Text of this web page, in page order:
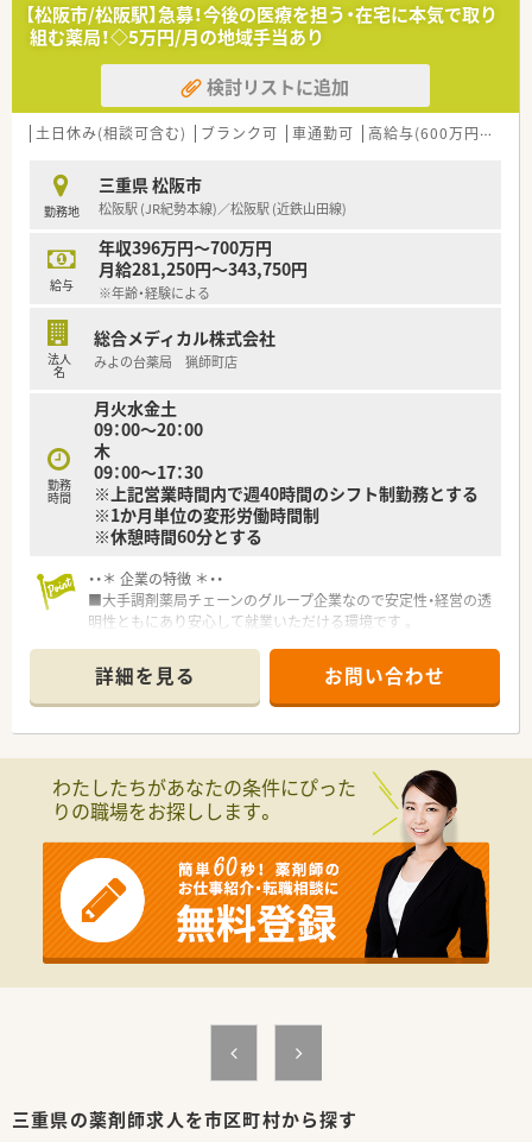
【松阪市/松阪駅】急募！今後の医療を担う・在宅に本気で取り
組む薬局！◇5万円/月の地域手当あり
検討リストに追加
土日休み(相談可含む) ブランク可 車通勤可 高給与(600万円以上)
勤務地
三重県 松阪市
松阪駅 (JR紀勢本線)／松阪駅 (近鉄山田線)
給与
年収396万円～700万円
月給281,250円～343,750円
※年齢・経験による
法人
名
総合メディカル株式会社
みよの台薬局 猟師町店
勤務
時間
月火水金土
09：00～20：00
木
09：00～17：30
※上記営業時間内で週40時間のシフト制勤務とする
※1か月単位の変形労働時間制
※休憩時間60分とする
・・＊ 企業の特徴 ＊・・
■大手調剤薬局チェーンのグループ企業なので安定性・経営の透
明性ともにあり安心して就業いただける環境です 。
入社向けの研修もございます。
■遠隔地にて勤務する場合は、借上社宅制度があります。
■産休・育休の取得実績があり、女性の方が長く活躍できる環境
を整えています。復職率も100％！
■「かかりつけ薬局」として気軽に相談できるあたたかい雰囲気
の店舗です。
詳細を見る お問い合わせ
わたしたちがあなたの条件にぴった
りの職場をお探しします。
三重県の薬剤師求人を市区町村から探す